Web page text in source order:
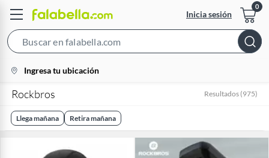
Inicia sesión
Bar
location-
icon
Ingresa tu ubicación
Rockbros Resultados (975)
Llega mañana Retira mañana